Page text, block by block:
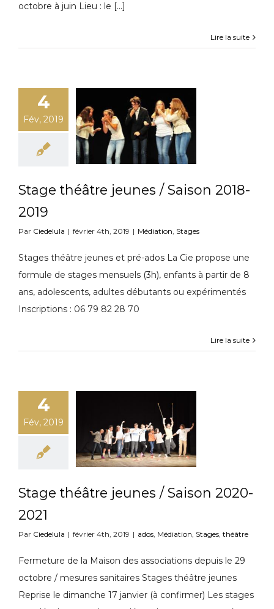
octobre à juin Lieu : le [...]
Lire la suite
4
Fév, 2019
Stage théâtre jeunes / Saison 2018-
2019
Par Ciedelula | février 4th, 2019 | Médiation, Stages
Stages théâtre jeunes et pré-ados La Cie propose une
formule de stages mensuels (3h), enfants à partir de 8
ans, adolescents, adultes débutants ou expérimentés
Inscriptions : 06 79 82 28 70
Lire la suite
4
Fév, 2019
Stage théâtre jeunes / Saison 2020-
2021
Par Ciedelula | février 4th, 2019 | ados, Médiation, Stages, théâtre
Fermeture de la Maison des associations depuis le 29
octobre / mesures sanitaires Stages théâtre jeunes
Reprise le dimanche 17 janvier (à confirmer) Les stages